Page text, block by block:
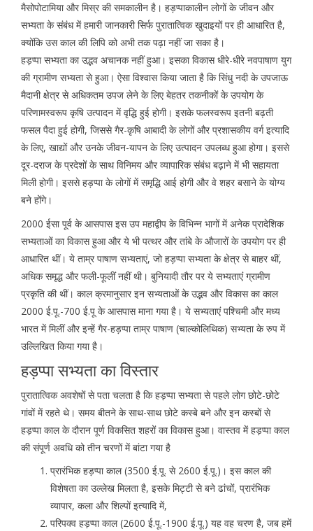
मैसोपोटामिया और मिस्र की समकालीन है। हड़प्पाकालीन लोगों के जीवन और
सभ्यता के संबंध में हमारी जानकारी सिर्फ पुरातात्विक खुदाइयों पर ही आधारित है,
क्योंकि उस काल की लिपि को अभी तक पढ़ा नहीं जा सका है।
हड़प्पा सभ्यता का उद्भव अचानक नहीं हुआ। इसका विकास धीरे-धीरे नवपाषाण युग
की ग्रामीण सभ्यता से हुआ। ऐसा विश्वास किया जाता है कि सिंधु नदी के उपजाऊ
मैदानी क्षेत्र से अधिकतम उपज लेने के लिए बेहतर तकनीकों के उपयोग के
परिणामस्वरूप कृषि उत्पादन में वृद्धि हुई होगी। इसके फलस्वरूप इतनी बढ़ती
फसल पैदा हुई होगी, जिससे गैर-कृषि आबादी के लोगों और प्रशासकीय वर्ग इत्यादि
के लिए, खाद्यों और उनके जीवन-यापन के लिए उत्पादन उपलब्ध हुआ होगा। इससे
दूर-दराज के प्रदेशों के साथ विनिमय और व्यापारिक संबंध बढ़ाने में भी सहायता
मिली होगी। इससे हड़प्पा के लोगों में समृद्धि आई होगी और वे शहर बसाने के योग्य
बने होंगे।
2000 ईसा पूर्व के आसपास इस उप महाद्वीप के विभिन्न भागों में अनेक प्रादेशिक
सभ्यताओं का विकास हुआ और ये भी पत्थर और तांबे के औजारों के उपयोग पर ही
आधारित थीं। ये ताम्र पाषाण सभ्यताएं, जो हड़प्पा सभ्यता के क्षेत्र से बाहर थीं,
अधिक समृद्ध और फली-फूलीं नहीं थी। बुनियादी तौर पर ये सभ्यताएं ग्रामीण
प्रकृति की थीं। काल क्रमानुसार इन सभ्यताओं के उद्भव और विकास का काल
2000 ई.पू.-700 ई.पू के आसपास माना गया है। ये सभ्यताएं पश्चिमी और मध्य
भारत में मिलीं और इन्हें गैर-हड़प्पा ताम्र पाषाण (चाल्कोलिथिक) सभ्यता के रुप में
उल्लिखित किया गया है।
हड़प्पा सभ्यता का विस्तार
पुरातात्विक अवशेषों से पता चलता है कि हड़प्पा सभ्यता से पहले लोग छोटे-छोटे
गांवों में रहते थे। समय बीतने के साथ-साथ छोटे कस्बे बने और इन कस्बों से
हड़प्पा काल के दौरान पूर्ण विकसित शहरों का विकास हुआ। वास्तव में हड़प्पा काल
की संपूर्ण अवधि को तीन चरणों में बांटा गया है
प्रारंभिक हड़प्पा काल (3500 ई.पू. से 2600 ई.पू.)। इस काल की
विशेषता का उल्लेख मिलता है, इसके मिट्टी से बने ढांचों, प्रारंभिक
व्यापार, कला और शिल्पों इत्यादि में,
परिपक्व हड़प्पा काल (2600 ई.पू.-1900 ई.पू.) यह वह चरण है, जब हमें